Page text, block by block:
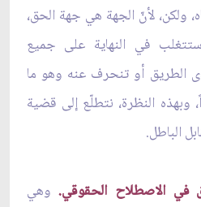
ولكن، لأنّ الجهة هي جهة الحق،
ستتغلب في النهاية على جميع
الطريق أو تنحرف عنه وهو ما
وبهذه النظرة، نتطلّع إلى قضية
الباطل.
في الاصطلاح الحقوقي. وهي